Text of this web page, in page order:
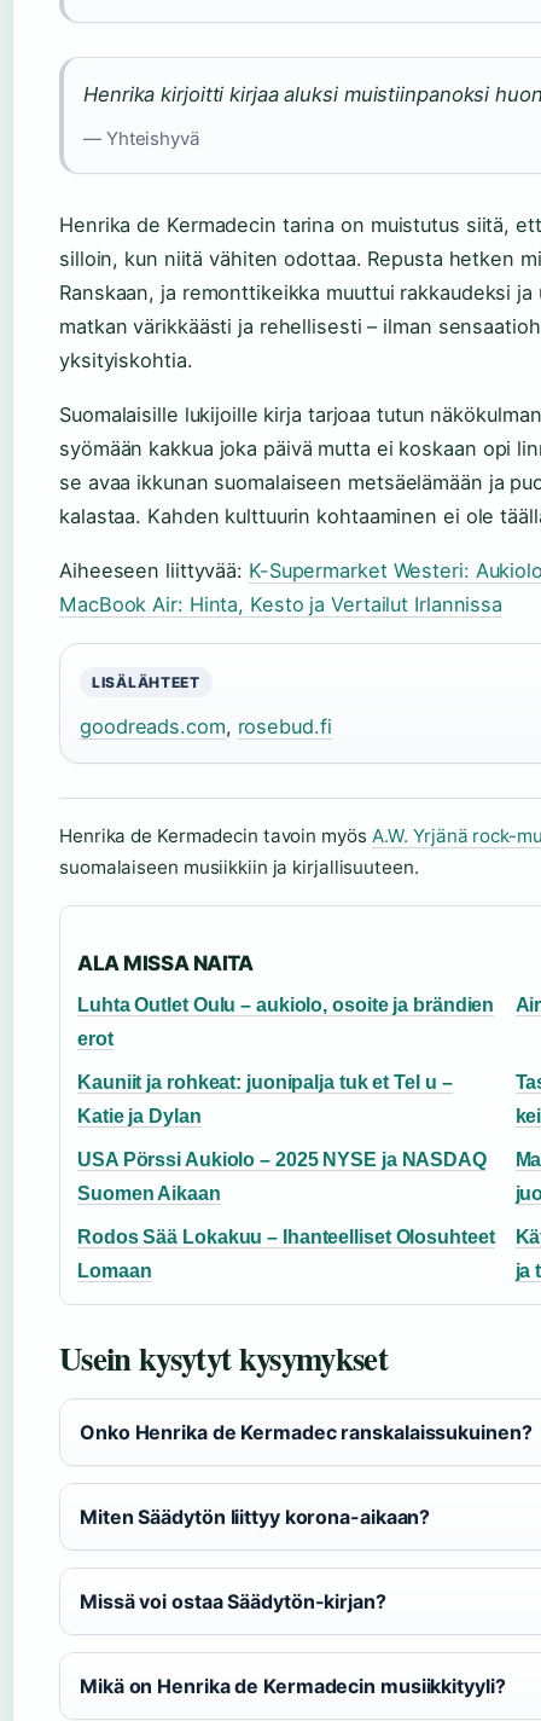
Henrika kirjoitti kirjaa aluksi muistiinpanoksi
— Yhteishyvä
Henrika de Kermadecin tarina on muistutus siitä,
silloin, kun niitä vähiten odottaa. Repusta hetken
Ranskaan, ja remonttikeikka muuttui rakkaudeksi
matkan värikkäästi ja rehellisesti – ilman
yksityiskohtia.
Suomalaisille lukijoille kirja tarjoaa tutun
syömään kakkua joka päivä mutta ei koskaan opi
se avaa ikkunan suomalaiseen metsäelämään ja
kalastaa. Kahden kulttuurin kohtaaminen ei ole
Aiheeseen liittyvää: K-Supermarket Westeri:
MacBook Air: Hinta, Kesto ja Vertailut Irlannissa
LISÄLÄHTEET
goodreads.com, rosebud.fi
Henrika de Kermadecin tavoin myös A.W. Yrjänä rock-
suomalaiseen musiikkiin ja kirjallisuuteen.
ALA MISSA NAITA
Luhta Outlet Oulu – aukiolo, osoite ja brändien
erot
Kauniit ja rohkeat: juonipalja tuk et Tel u –
Katie ja Dylan
USA Pörssi Aukiolo – 2025 NYSE ja NASDAQ
Suomen Aikaan
Rodos Sää Lokakuu – Ihanteelliset Olosuhteet
Lomaan
ja
Usein kysytyt kysymykset
Onko Henrika de Kermadec ranskalaissukuinen?
Miten Säädytön liittyy korona-aikaan?
Missä voi ostaa Säädytön-kirjan?
Mikä on Henrika de Kermadecin musiikkityyli?